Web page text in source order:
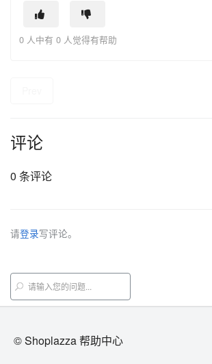
0 人中有 0 人觉得有帮助
评论
0 条评论
请登录写评论。
© Shoplazza 帮助中心